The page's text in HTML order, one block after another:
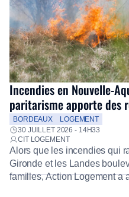
Incendies en Nouvelle-
paritarisme apporte des
salariés
BORDEAUX
LOGEMENT
30 JUILLET 2026 - 14H33
CIT LOGEMENT
Alors que les incendies qui
Gironde et les Landes
familles, Action Logement a